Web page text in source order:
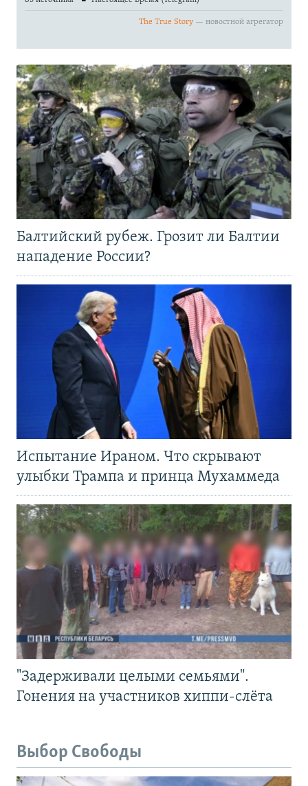
Балтийский рубеж. Грозит ли Балтии
нападение России?
Испытание Ираном. Что скрывают
улыбки Трампа и принца Мухаммеда
"Задерживали целыми семьями".
Гонения на участников хиппи-слёта
Выбор Свободы